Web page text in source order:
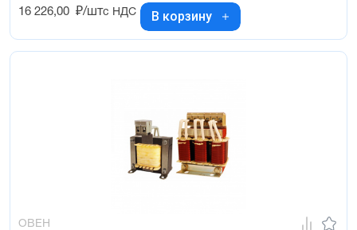
16 226,00 ₽/штс НДС В корзину
ОВЕН